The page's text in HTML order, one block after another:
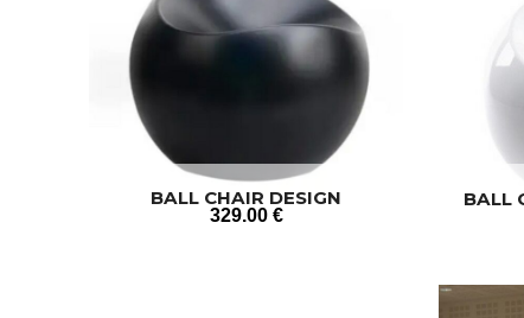
BALL CHAIR DESIGN
329.00 €
BALL